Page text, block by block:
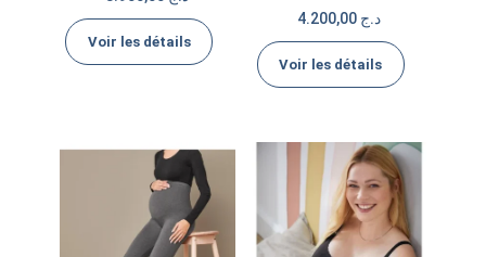
Voir les détails
د.ج 4.200,00
Voir les détails